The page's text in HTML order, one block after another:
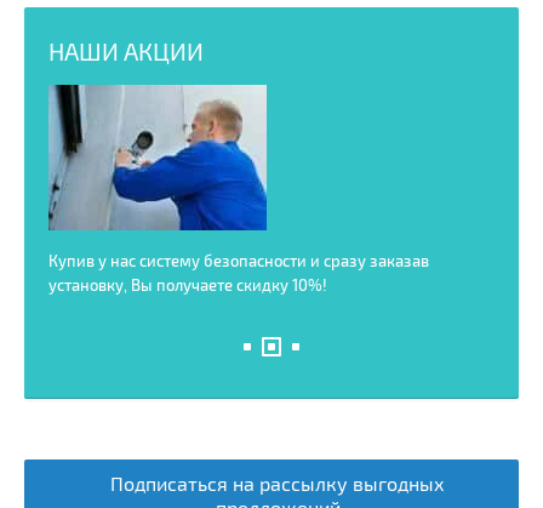
НАШИ АКЦИИ
Купив у нас систему безопасности и сразу заказав
установку, Вы получаете скидку 10%!
Подписаться на рассылку выгодных